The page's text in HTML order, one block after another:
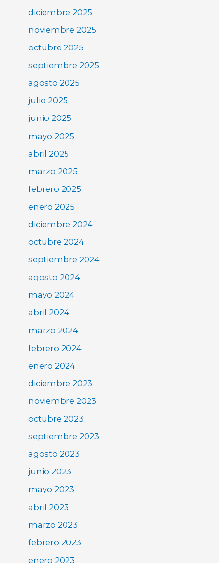
diciembre 2025
noviembre 2025
octubre 2025
septiembre 2025
agosto 2025
julio 2025
junio 2025
mayo 2025
abril 2025
marzo 2025
febrero 2025
enero 2025
diciembre 2024
octubre 2024
septiembre 2024
agosto 2024
mayo 2024
abril 2024
marzo 2024
febrero 2024
enero 2024
diciembre 2023
noviembre 2023
octubre 2023
septiembre 2023
agosto 2023
junio 2023
mayo 2023
abril 2023
marzo 2023
febrero 2023
enero 2023